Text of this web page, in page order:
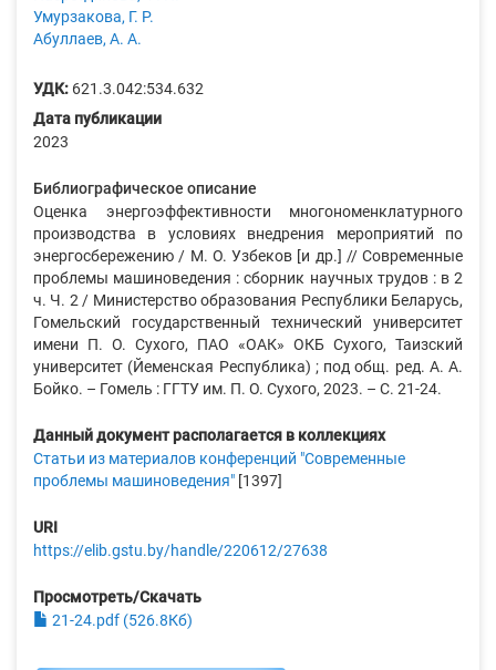
Умурзакова, Г. Р.
Абуллаев, А. А.
УДК: 621.3.042:534.632
Дата публикации
2023
Библиографическое описание
Оценка энергоэффективности многономенклатурного
производства в условиях внедрения мероприятий по
энергосбережению / М. О. Узбеков [и др.] // Современные
проблемы машиноведения : сборник научных трудов : в 2
ч. Ч. 2 / Министерство образования Республики Беларусь,
Гомельский государственный технический университет
имени П. О. Сухого, ПАО «ОАК» ОКБ Сухого, Таизский
университет (Йеменская Республика) ; под общ. ред. А. А.
Бойко. – Гомель : ГГТУ им. П. О. Сухого, 2023. – С. 21-24.
Данный документ располагается в коллекциях
Статьи из материалов конференций "Современные
проблемы машиноведения" [1397]
URI
https://elib.gstu.by/handle/220612/27638
Просмотреть/Скачать
21-24.pdf (526.8Кб)